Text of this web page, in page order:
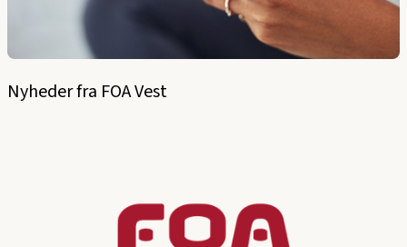
Nyheder fra FOA Vest